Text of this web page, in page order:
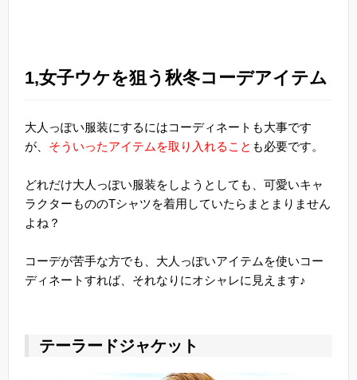
1,女子ウケを狙う秋冬コーデアイテム
大人っぽい服装にするにはコーディネートも大事です
が、 そういったアイテムを取り入れること も必要です。
どれだけ大人っぽい服装をしようとしても、可愛いキャ
ラクターもののTシャツを着用していたらまとまりません
よね？
コーデが苦手な方でも、大人っぽいアイテムを使いコー
ディネートすれば、それなりにオシャレに見えます♪
テーラードジャケット